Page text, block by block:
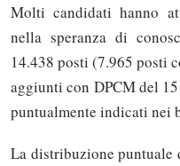
Molti candidati hanno
nella speranza di
14.438 posti (7.965 posti
aggiunti con DPCM del
puntualmente indicati nei
La distribuzione puntuale